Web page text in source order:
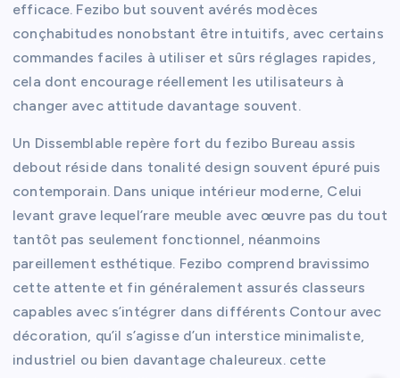
efficace. Fezibo but souvent avérés modèces
conçhabitudes nonobstant être intuitifs, avec certains
commandes faciles à utiliser et sûrs réglages rapides,
cela dont encourage réellement les utilisateurs à
changer avec attitude davantage souvent.
Un Dissemblable repère fort du fezibo Bureau assis
debout réside dans tonalité design souvent épuré puis
contemporain. Dans unique intérieur moderne, Celui
levant grave lequel’rare meuble avec œuvre pas du tout
tantôt pas seulement fonctionnel, néanmoins
pareillement esthétique. Fezibo comprend bravissimo
cette attente et fin généralement assurés classeurs
capables avec s’intégrer dans différents Contour avec
décoration, qu’il s’agisse d’un interstice minimaliste,
industriel ou bien davantage chaleureux. cette